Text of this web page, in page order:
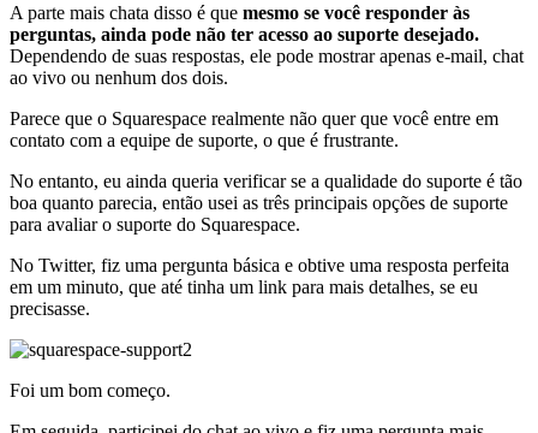
A parte mais chata disso é que mesmo se você responder às
perguntas, ainda pode não ter acesso ao suporte desejado.
Dependendo de suas respostas, ele pode mostrar apenas e-mail, chat
ao vivo ou nenhum dos dois.
Parece que o Squarespace realmente não quer que você entre em
contato com a equipe de suporte, o que é frustrante.
No entanto, eu ainda queria verificar se a qualidade do suporte é tão
boa quanto parecia, então usei as três principais opções de suporte
para avaliar o suporte do Squarespace.
No Twitter, fiz uma pergunta básica e obtive uma resposta perfeita
em um minuto, que até tinha um link para mais detalhes, se eu
precisasse.
Foi um bom começo.